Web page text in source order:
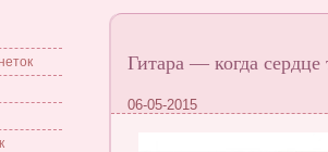
Гитара — когда сердце
06-05-2015